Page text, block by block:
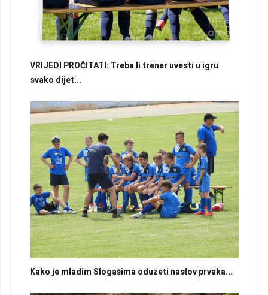
VRIJEDI PROČITATI: Treba li trener uvesti u igru
svako dijet...
Kako je mladim Slogašima oduzeti naslov prvaka...